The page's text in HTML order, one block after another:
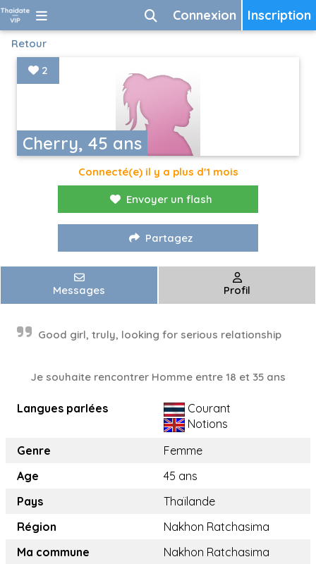
Inscription
Connexion
Retour
Cherry, 45 ans
2
Connecté(e) il y a plus d'1 mois
Envoyer un flash
Partagez
Messages Profil
Good girl, truly, looking for serious relationship
Je souhaite rencontrer Homme entre 18 et 35 ans
Langues parlées
Courant
Notions
Genre
Femme
Age
45 ans
Pays
Thaïlande
Région
Nakhon Ratchasima
Ma commune
Nakhon Ratchasima